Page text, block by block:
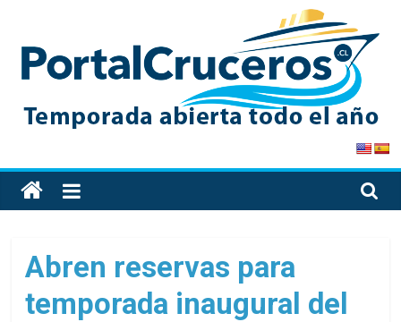
content
PortalCruceros
Toda
la
cruceros
en
Abren reservas para
temporada inaugural del